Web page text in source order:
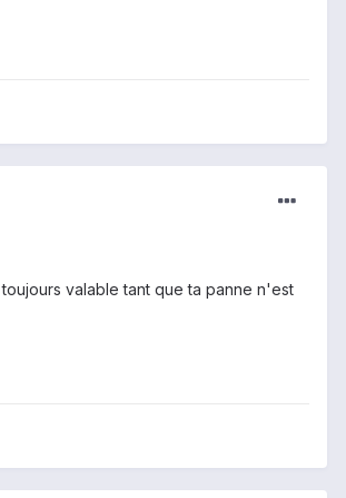
valable tant que ta panne n'est